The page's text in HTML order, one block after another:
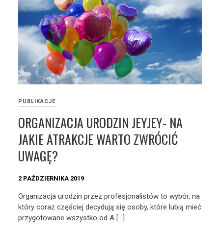
PUBLIKACJE
ORGANIZACJA URODZIN JEYJEY- NA
JAKIE ATRAKCJE WARTO ZWRÓCIĆ
UWAGĘ?
2 PAŹDZIERNIKA 2019
Organizacja urodzin przez profesjonalistów to wybór, na
który coraz częściej decydują się osoby, które lubią mieć
przygotowane wszystko od A […]